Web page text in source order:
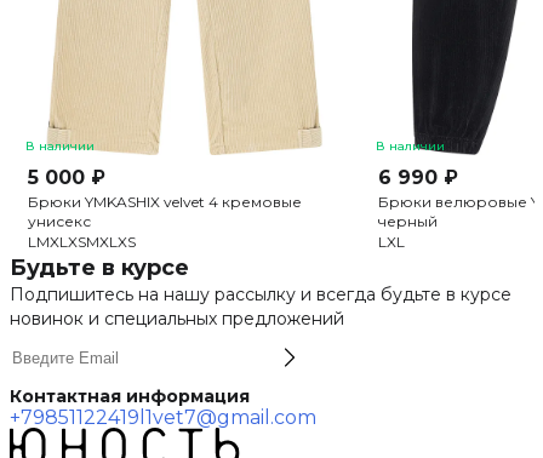
В наличии
5 000 ₽
Брюки YMKASHIX velvet 4 кремовые
унисекс
LMXLXSMXLXS
В наличии
6 990 ₽
Брюки велюровые
черный
LXL
Будьте в курсе
Подпишитесь на нашу рассылку и всегда будьте в курсе
новинок и специальных предложений
Контактная информация
+79851122419 l1vet7@gmail.com